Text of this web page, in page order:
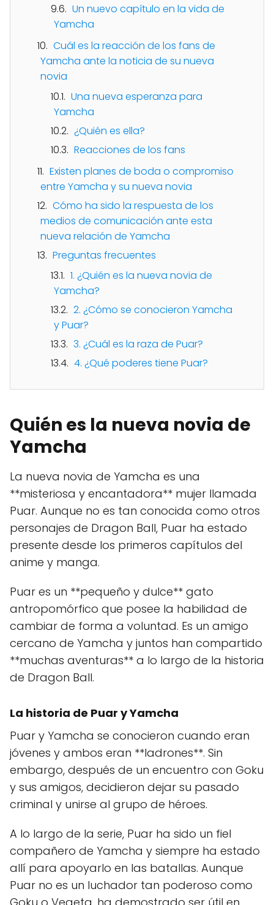
Un nuevo capítulo en la vida de
Yamcha
Cuál es la reacción de los fans de
Yamcha ante la noticia de su nueva
novia
Una nueva esperanza para
Yamcha
¿Quién es ella?
Reacciones de los fans
Existen planes de boda o compromiso
entre Yamcha y su nueva novia
Cómo ha sido la respuesta de los
medios de comunicación ante esta
nueva relación de Yamcha
Preguntas frecuentes
1. ¿Quién es la nueva novia de
Yamcha?
2. ¿Cómo se conocieron Yamcha
y Puar?
3. ¿Cuál es la raza de Puar?
4. ¿Qué poderes tiene Puar?
Quién es la nueva novia de
Yamcha
La nueva novia de Yamcha es una
**misteriosa y encantadora** mujer llamada
Puar. Aunque no es tan conocida como otros
personajes de Dragon Ball, Puar ha estado
presente desde los primeros capítulos del
anime y manga.
Puar es un **pequeño y dulce** gato
antropomórfico que posee la habilidad de
cambiar de forma a voluntad. Es un amigo
cercano de Yamcha y juntos han compartido
**muchas aventuras** a lo largo de la historia
de Dragon Ball.
La historia de Puar y Yamcha
Puar y Yamcha se conocieron cuando eran
jóvenes y ambos eran **ladrones**. Sin
embargo, después de un encuentro con Goku
y sus amigos, decidieron dejar su pasado
criminal y unirse al grupo de héroes.
A lo largo de la serie, Puar ha sido un fiel
compañero de Yamcha y siempre ha estado
allí para apoyarlo en las batallas. Aunque
Puar no es un luchador tan poderoso como